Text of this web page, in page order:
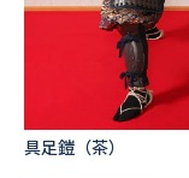
具足鎧（茶）